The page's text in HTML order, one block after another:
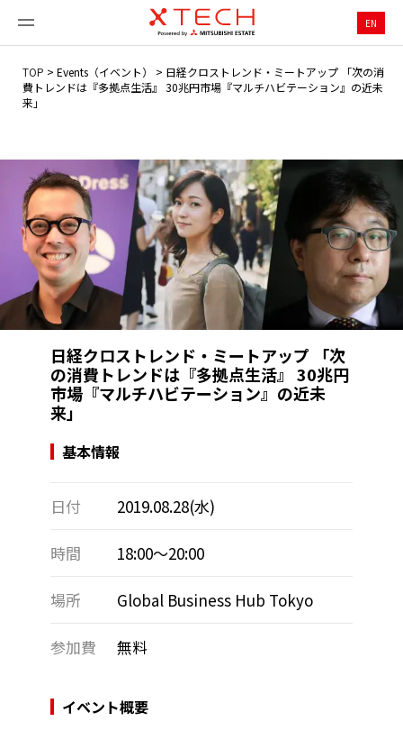
EN
TOP > Events（イベント） > 日経クロストレンド・ミートアップ 「次の消
費トレンドは『多拠点生活』 30兆円市場『マルチハビテーション』の近未
来」
日経クロストレンド・ミートアップ 「次
の消費トレンドは『多拠点生活』 30兆円
市場『マルチハビテーション』の近未
来」
基本情報
日付 2019.08.28(水)
時間 18:00～20:00
場所 Global Business Hub Tokyo
参加費 無料
イベント概要